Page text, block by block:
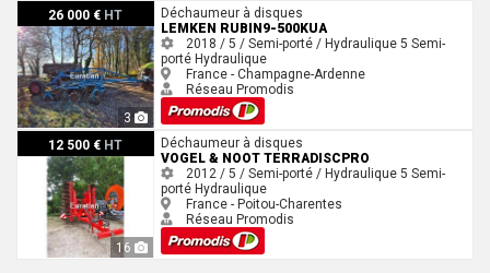
26 000 € HT
3
Lemken RUBIN9-500KUADéchaumeur à disques
LEMKEN RUBIN9-500KUA
2018 / 5 / Semi-porté / Hydraulique 5 Semi-
porté Hydraulique
France - Champagne-Ardenne
Réseau Promodis
12 500 € HT
16
Vogel & Noot TERRADISCPRODéchaumeur à disques
VOGEL & NOOT TERRADISCPRO
2012 / 5 / Semi-porté / Hydraulique 5 Semi-
porté Hydraulique
France - Poitou-Charentes
Réseau Promodis